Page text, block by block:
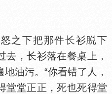
之下把那件长衫
下
去，长衫落在餐桌上，
油污。“你看错了人，
堂堂正正，死也死得堂